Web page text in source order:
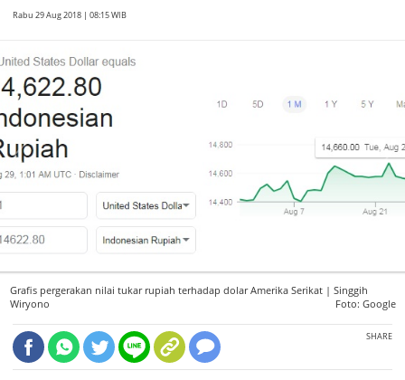
Rabu 29 Aug 2018 | 08:15 WIB
Grafis pergerakan nilai tukar rupiah terhadap dolar Amerika Serikat | Singgih
Wiryono
Foto: Google
SHARE